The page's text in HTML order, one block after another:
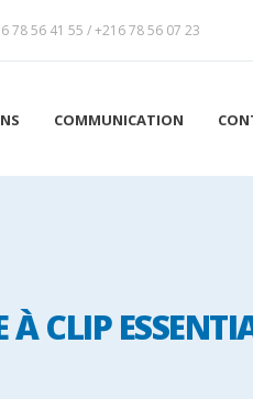
78 56 41 55 /+216 78 56 07 23
COMMUNICATION
À CLIP